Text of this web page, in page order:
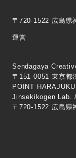
〒720-1522 広島県
運営
Sendagaya
〒151-0051 東京都
POINT
Jinsekikogen Lab.
〒720-1522 広島県